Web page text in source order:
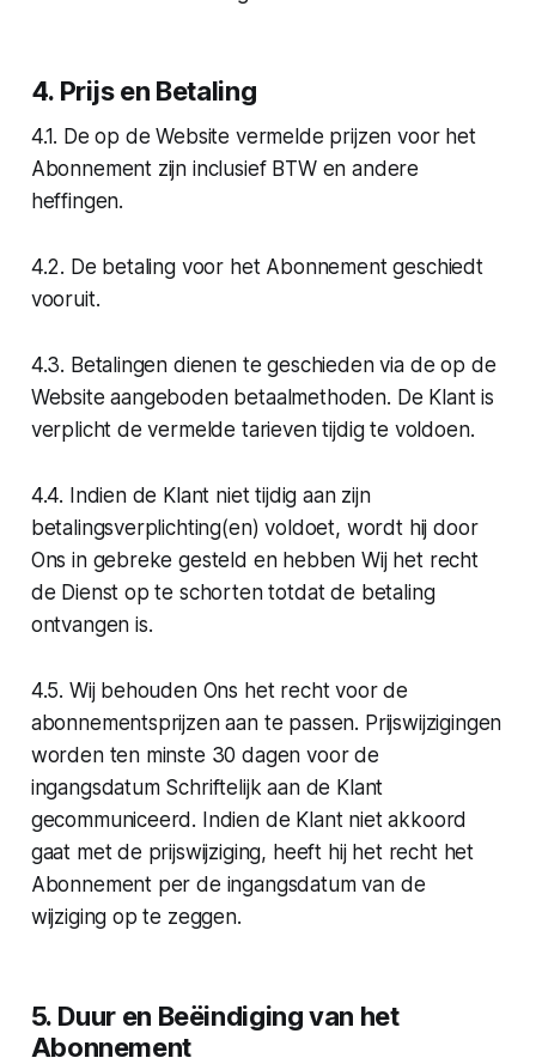
4. Prijs en Betaling
4.1. De op de Website vermelde prijzen voor het
Abonnement zijn inclusief BTW en andere
heffingen.
4.2. De betaling voor het Abonnement geschiedt
vooruit.
4.3. Betalingen dienen te geschieden via de op de
Website aangeboden betaalmethoden. De Klant is
verplicht de vermelde tarieven tijdig te voldoen.
4.4. Indien de Klant niet tijdig aan zijn
betalingsverplichting(en) voldoet, wordt hij door
Ons in gebreke gesteld en hebben Wij het recht
de Dienst op te schorten totdat de betaling
ontvangen is.
4.5. Wij behouden Ons het recht voor de
abonnementsprijzen aan te passen. Prijswijzigingen
worden ten minste 30 dagen voor de
ingangsdatum Schriftelijk aan de Klant
gecommuniceerd. Indien de Klant niet akkoord
gaat met de prijswijziging, heeft hij het recht het
Abonnement per de ingangsdatum van de
wijziging op te zeggen.
5. Duur en Beëindiging van het
Abonnement